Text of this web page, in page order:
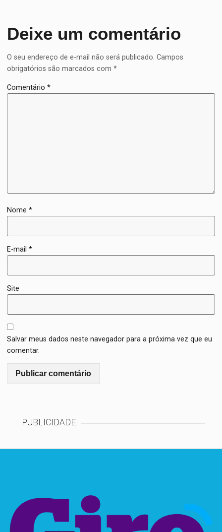
Deixe um comentário
O seu endereço de e-mail não será publicado. Campos
obrigatórios são marcados com*
Comentário*
Nome*
E-mail*
Site
Salvar meus dados neste navegador para a próxima vez que eu
comentar.
PUBLICIDADE